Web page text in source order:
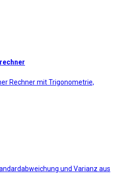
Rechner mit Trigonometrie,
und Varianz aus